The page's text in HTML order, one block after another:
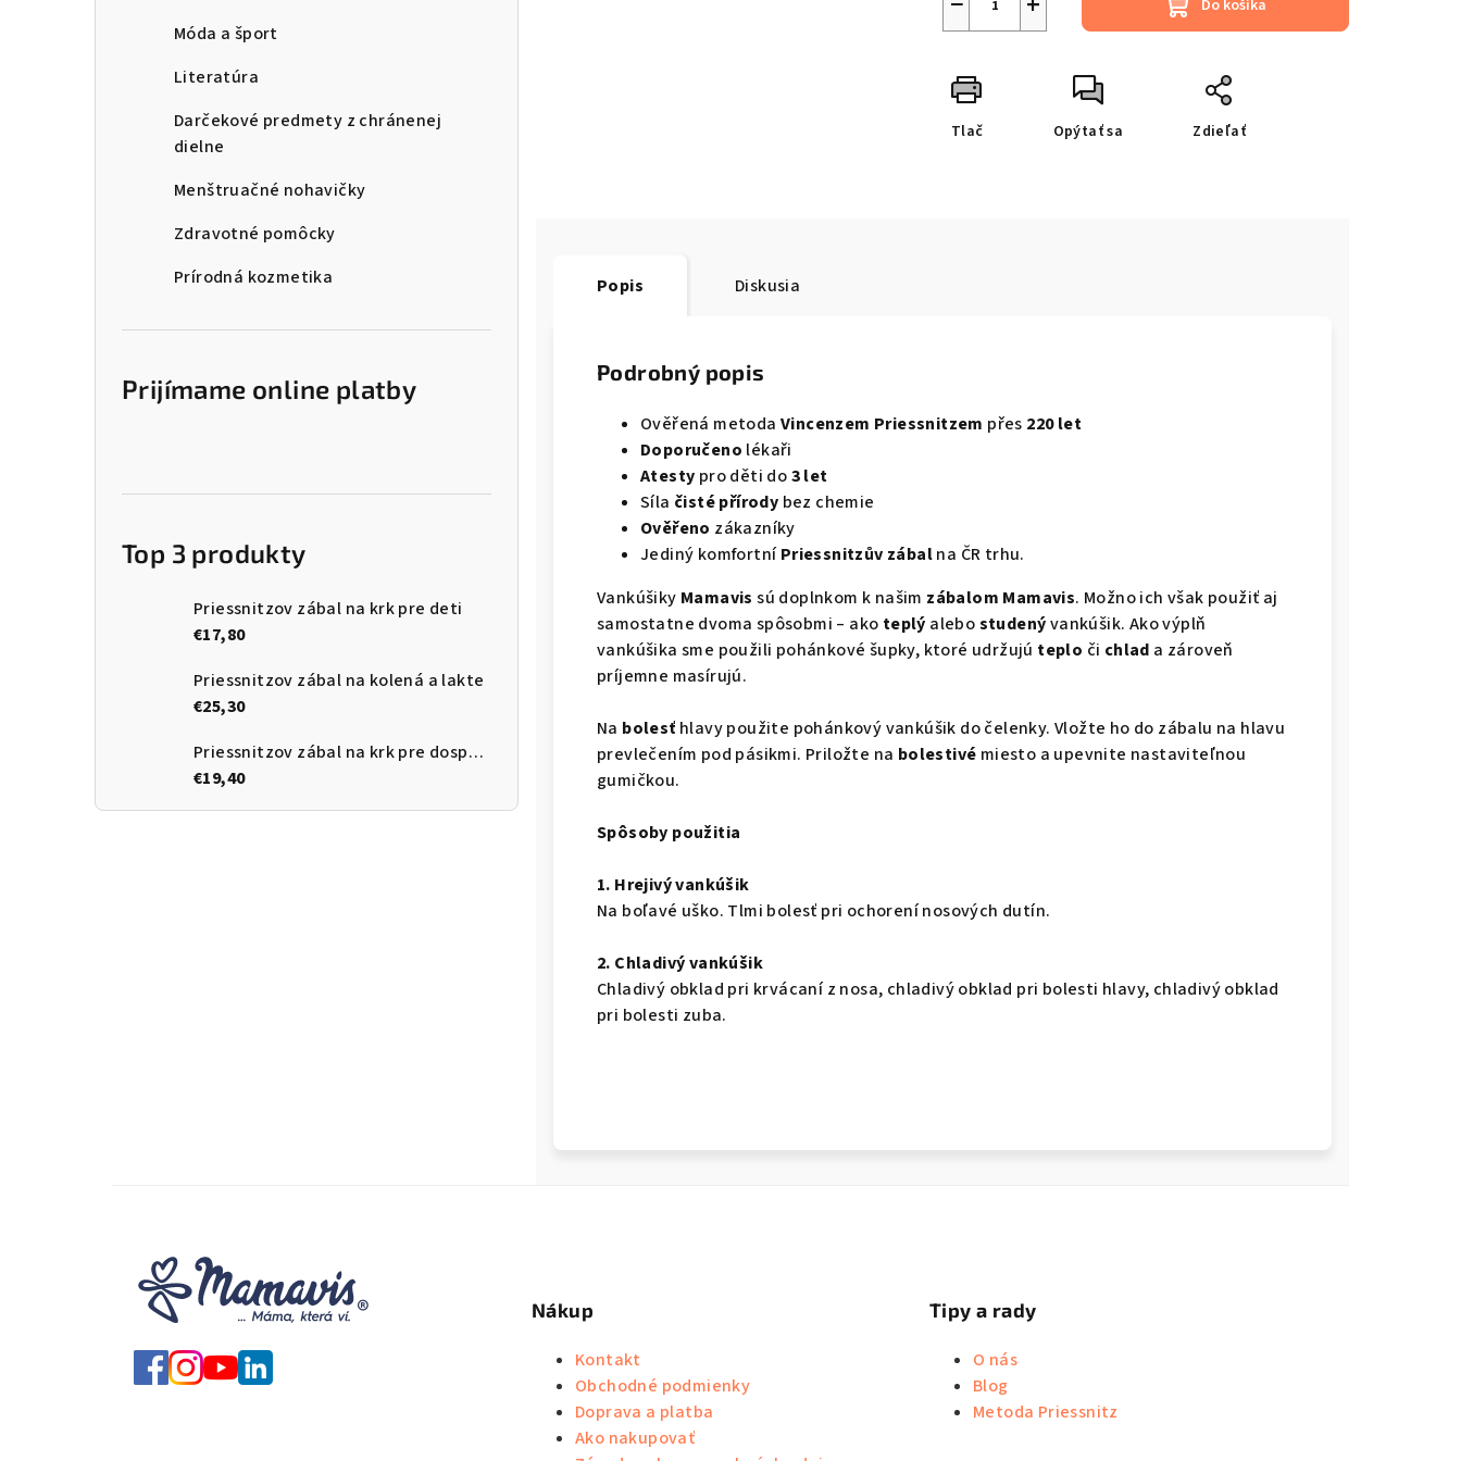
Móda a šport
Literatúra
Darčekové predmety z chránenej
dielne
Menštruačné nohavičky
Zdravotné pomôcky
Prírodná kozmetika
Prijímame online platby
Top 3 produkty
Priessnitzov zábal na krk pre deti
€17,80
Priessnitzov zábal na kolená a lakte
€25,30
Priessnitzov zábal na krk pre dospelých
€19,40
Do košíka
Tlač Opýtať sa Zdieľať
Popis Diskusia
Podrobný popis
Ověřená metoda Vincenzem Priessnitzem přes 220 let
Doporučeno lékaři
Atesty pro děti do3 let
Síla čistépřírody bez chemie
Ověřeno zákazníky
Jediný komfortníPriessnitzův zábalna ČR trhu.
Vankúšiky Mamavis sú doplnkom k našim zábalom Mamavis. Možno ich však použiť aj
samostatne dvoma spôsobmi – ako teplý alebostudenývankúšik. Ako výplň
vankúšika sme použili pohánkové šupky, ktoré udržujú teplo či chlad a zároveň
príjemne masírujú.
Na bolesť hlavy použite pohánkový vankúšik do čelenky. Vložte ho do zábalu na hlavu
prevlečením pod pásikmi. Priložte na bolestivé miesto a upevnite nastaviteľnou
gumičkou.
Spôsoby použitia
1. Hrejivý vankúšik
Na boľavé uško. Tlmi bolesť pri ochorení nosových dutín.
2. Chladivý vankúšik
Chladivý obklad pri krvácaní z nosa, chladivý obklad pri bolesti hlavy, chladivý obklad
pri bolesti zuba.
Nákup
Kontakt
Obchodné podmienky
Doprava a platba
Ako nakupovať
Tipy a rady
O nás
Blog
Metoda Priessnitz